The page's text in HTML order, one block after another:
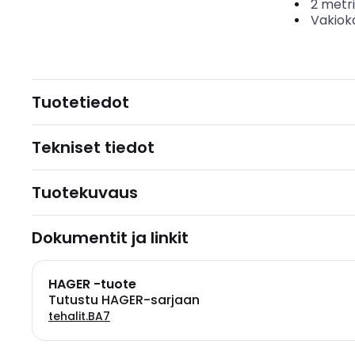
2 metri
Tuotetiedot
Tekniset tiedot
Tuotekuvaus
Dokumentit ja linkit
HAGER -tuote
Tutustu HAGER-sarjaan
tehalit.BA7